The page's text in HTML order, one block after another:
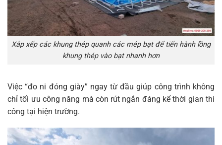
Xắp xếp các khung thép quanh các mép bạt để tiến hành lồng
khung thép vào bạt nhanh hơn
Việc “đo ni đóng giày” ngay từ đầu giúp công trình không
chỉ tối ưu công năng mà còn rút ngắn đáng kể thời gian thi
công tại hiện trường.